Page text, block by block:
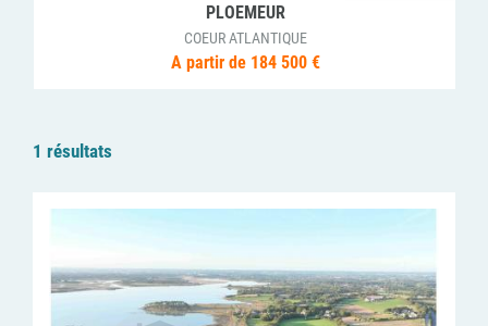
PLOEMEUR
COEUR ATLANTIQUE
A partir de 184 500 €
1 résultats